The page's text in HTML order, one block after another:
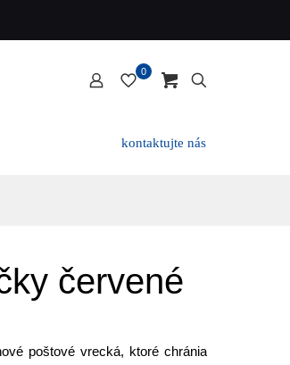
0
kontaktujte nás
červené
poštové vrecká, ktoré chránia